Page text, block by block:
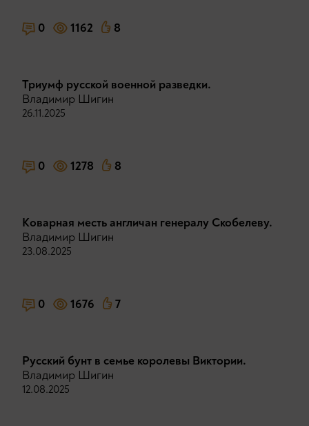
0 1162 8
Триумф русской военной разведки.
Владимир Шигин
26.11.2025
0 1278 8
Коварная месть англичан генералу Скобелеву.
Владимир Шигин
23.08.2025
0 1676 7
Русский бунт в семье королевы Виктории.
Владимир Шигин
12.08.2025